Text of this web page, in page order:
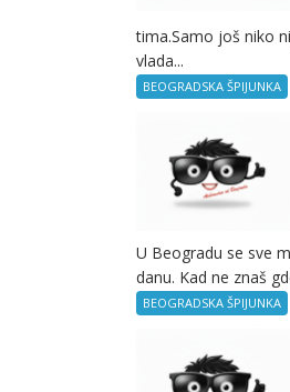
tima.Samo još niko
vlada...
BEOGRADSKA ŠPIJUNKA
U Beogradu se sve
danu. Kad ne znaš
BEOGRADSKA ŠPIJUNKA